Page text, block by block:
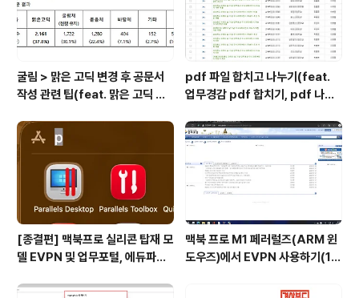
굴림 > 맑은 고딕 변경 후 공문서
작성 관련 팁(feat. 맑은 고딕 장
pdf 파일 합치고 나누기(feat.
업무경감 pdf 합치기, pdf 나누
[종결편] 맥북프로 실리콘 탑재 모
델 EVPN 및 업무포털, 에듀파인
어 M5 테스트 완료)
맥북 프로 M1 페러럴즈(ARM 윈
도우즈)에서 EVPN 사용하기(1)-